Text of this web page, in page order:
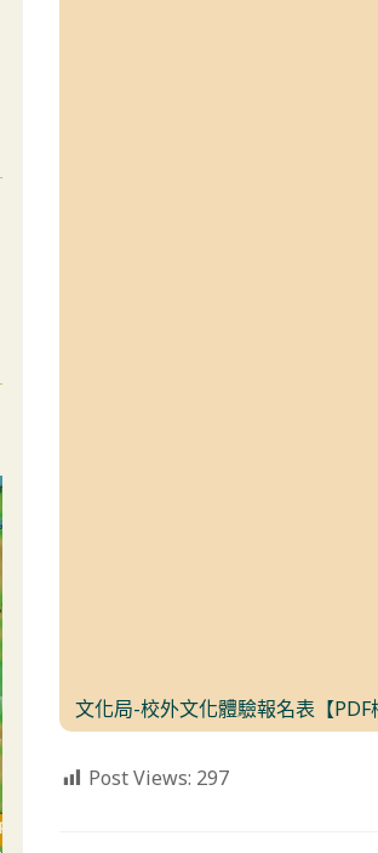
文化局-校外文化體驗報名表【PDF
Post Views: 297